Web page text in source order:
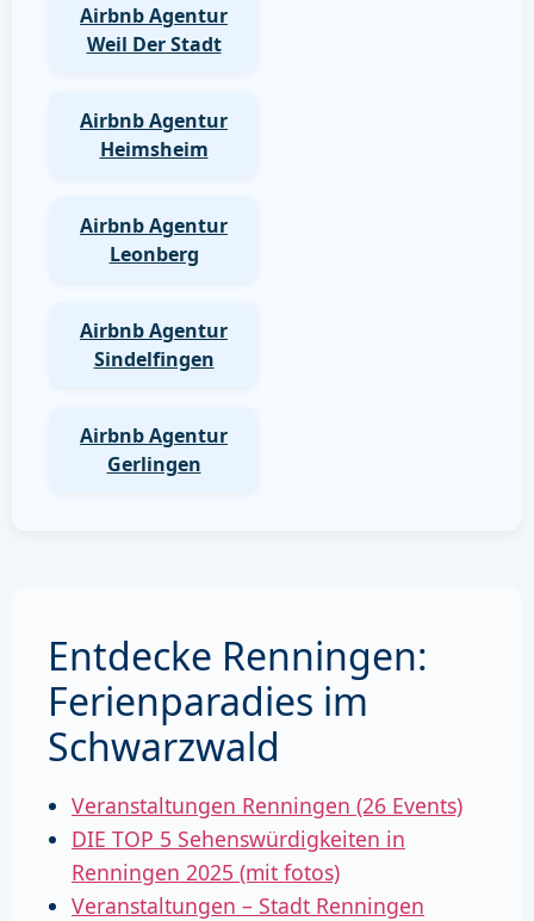
Airbnb Agentur
Weil Der Stadt
Airbnb Agentur
Heimsheim
Airbnb Agentur
Leonberg
Airbnb Agentur
Sindelfingen
Airbnb Agentur
Gerlingen
Entdecke Renningen:
Ferienparadies im
Schwarzwald
Veranstaltungen Renningen (26 Events)
DIE TOP 5 Sehenswürdigkeiten in
Renningen 2025 (mit fotos)
Veranstaltungen – Stadt Renningen